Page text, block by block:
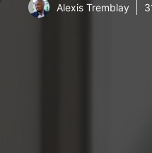
Alexis Tremblay